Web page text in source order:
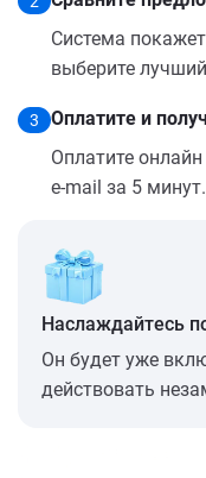
Система
выберите
3
Оплатите и
Оплатите
e-mail за 5 минут.
Наслаждайтесь
Он будет уже
действовать